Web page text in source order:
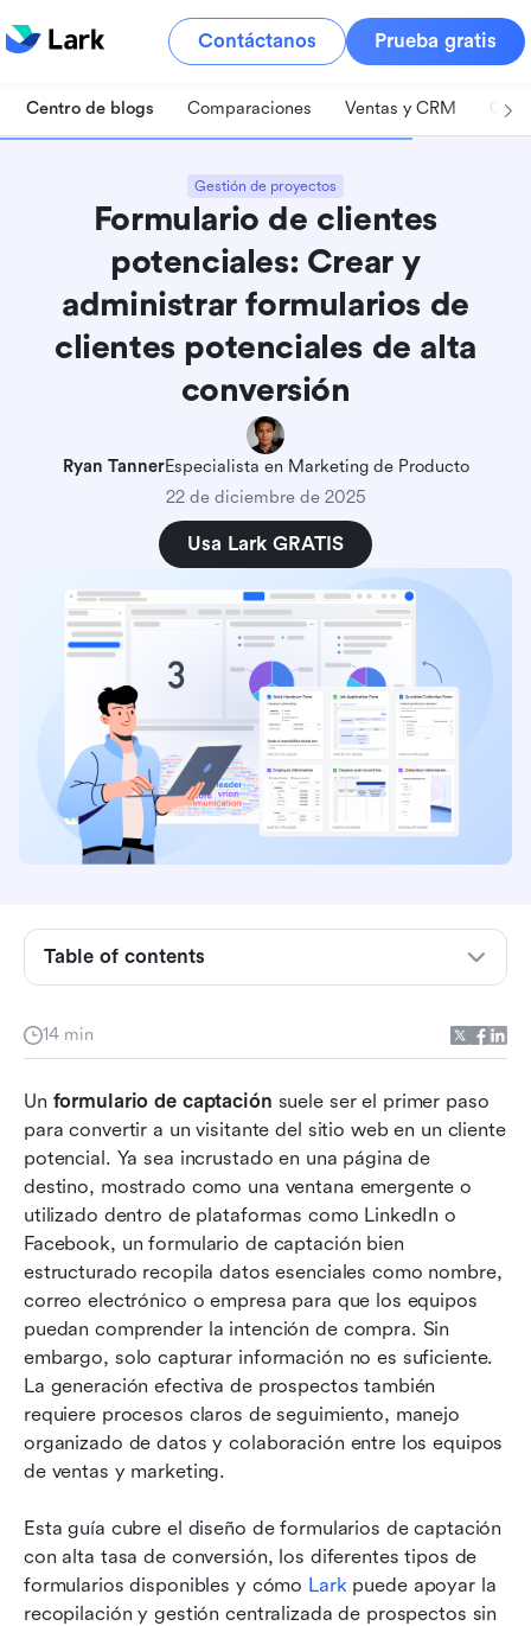
Contáctanos Prueba gratis
Centro de blogs Comparaciones Ventas y CRM
Gestión de proyectos
Formulario de clientes
potenciales: Crear y
administrar formularios de
clientes potenciales de alta
conversión
Ryan TannerEspecialista en Marketing de Producto
22 de diciembre de 2025
Usa Lark GRATIS
14 min
Un formulario de captación suele ser el primer paso
para convertir a un visitante del sitio web en un cliente
potencial. Ya sea incrustado en una página de
destino, mostrado como una ventana emergente o
utilizado dentro de plataformas como LinkedIn o
Facebook, un formulario de captación bien
estructurado recopila datos esenciales como nombre,
correo electrónico o empresa para que los equipos
puedan comprender la intención de compra. Sin
embargo, solo capturar información no es suficiente.
La generación efectiva de prospectos también
requiere procesos claros de seguimiento, manejo
organizado de datos y colaboración entre los equipos
de ventas y marketing.
Esta guía cubre el diseño de formularios de captación
con alta tasa de conversión, los diferentes tipos de
formularios disponibles y cómo Lark puede apoyar la
recopilación y gestión centralizada de prospectos sin
Table of contents
¿Qué es un formulario de clientes potenciales?
Componentes clave de un formulario eficaz
Tipos de formularios de generación de
prospectos
Crea tu formulario: Prueba Lark para generar
formularios de captación y obtener
información
Plantillas de formularios de clientes potenciales
para comenzar más rápido
Mejores prácticas para optimizar formularios de
clientes potenciales
Conclusión
Preguntas frecuentes
Lecturas relacionadas